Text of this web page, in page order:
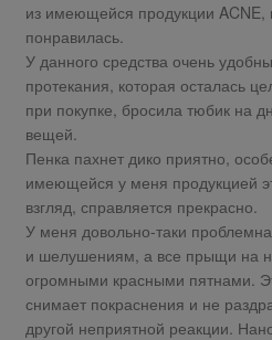
из имеющейся продукции ACNE,
понравилась.
У данного средства очень
протекания, которая осталась
при покупке, бросила тюбик на
вещей.
Пенка пахнет дико приятно,
имеющейся у меня продукцией
взгляд, справляется прекрасно.
У меня довольно-таки
и шелушениям, а все прыщи на
огромными красными пятнами.
снимает покраснения и не
другой неприятной реакции.